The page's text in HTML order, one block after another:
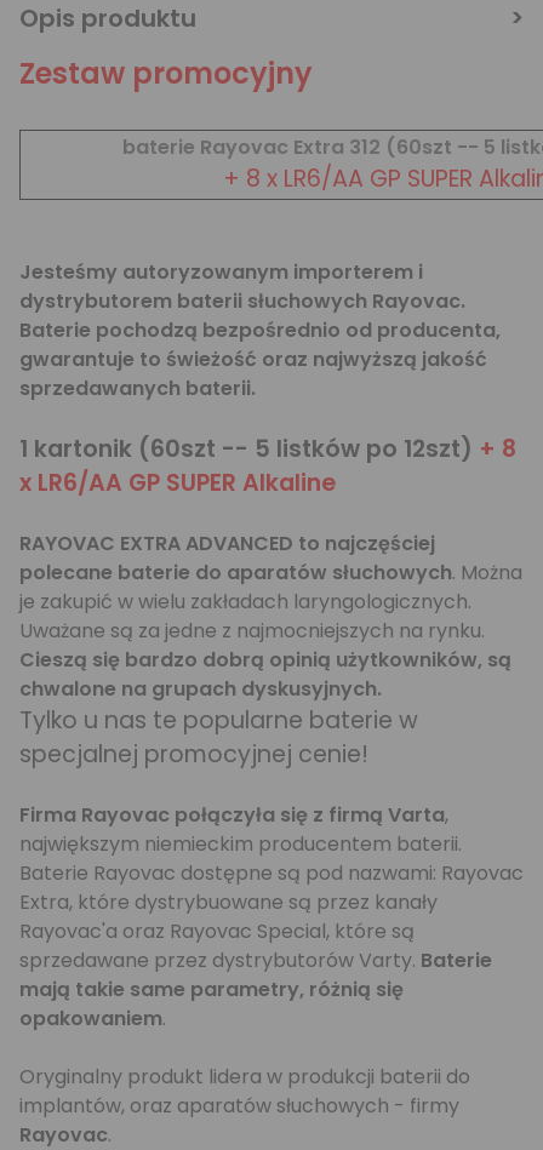
Opis produktu
Zestaw promocyjny
baterie Rayovac Extra 312 (60szt -- 5
+ 8 x LR6/AA GP SUPER
Jesteśmy autoryzowanym importerem i
dystrybutorem baterii słuchowych Rayovac.
Baterie pochodzą bezpośrednio od producenta,
gwarantuje to świeżość oraz najwyższą jakość
sprzedawanych baterii.
1 kartonik (60szt -- 5 listków po 12szt) + 8
x LR6/AA GP SUPER Alkaline
RAYOVAC EXTRA ADVANCED to najczęściej
polecane baterie do aparatów słuchowych. Można
je zakupić w wielu zakładach laryngologicznych.
Uważane są za jedne z najmocniejszych na rynku.
Cieszą się bardzo dobrą opinią użytkowników, są
chwalone na grupach dyskusyjnych.
Tylko u nas te popularne baterie w
specjalnej promocyjnej cenie!
Firma Rayovac połączyła się z firmą Varta,
największym niemieckim producentem baterii.
Baterie Rayovac dostępne są pod nazwami: Rayovac
Extra, które dystrybuowane są przez kanały
Rayovac'a oraz Rayovac Special, które są
sprzedawane przez dystrybutorów Varty. Baterie
mają takie same parametry, różnią się
opakowaniem.
Oryginalny produkt lidera w produkcji baterii do
implantów, oraz aparatów słuchowych - firmy
Rayovac.